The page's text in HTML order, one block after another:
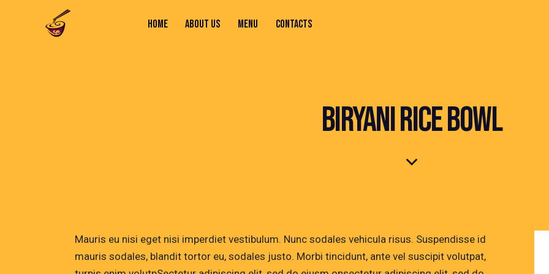
HOME ABOUT US MENU CONTACTS
BIRYANI RICE BOWL
Mauris eu nisi eget nisi imperdiet vestibulum. Nunc sodales vehicula risus. Suspendisse id
mauris sodales, blandit tortor eu, sodales justo. Morbi tincidunt, ante vel suscipit volutpat,